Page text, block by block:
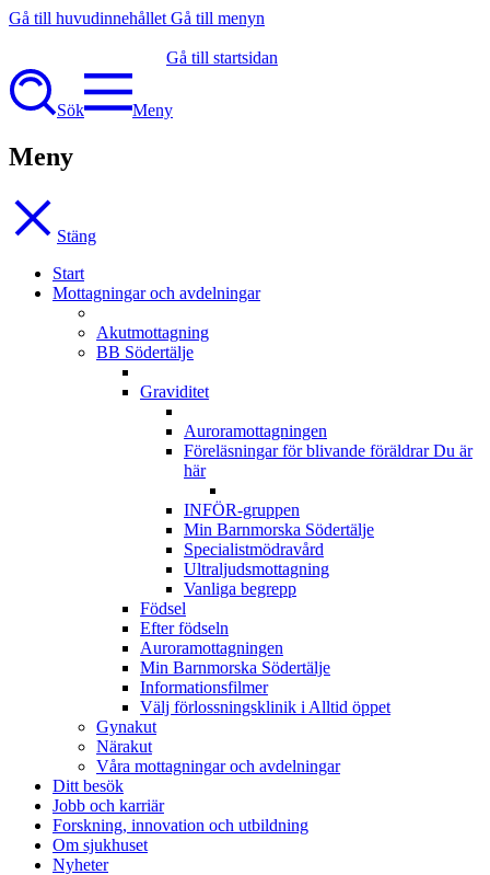
Gå till huvudinnehållet Gå till menyn
Gå till startsidan
Sök Meny
Meny
Stäng
Start
Mottagningar och avdelningar
Akutmottagning
BB Södertälje
Graviditet
Auroramottagningen
Föreläsningar för blivande föräldrar Du är
här
INFÖR-gruppen
Min Barnmorska Södertälje
Specialistmödravård
Ultraljudsmottagning
Vanliga begrepp
Födsel
Efter födseln
Auroramottagningen
Min Barnmorska Södertälje
Informationsfilmer
Välj förlossningsklinik i Alltid öppet
Gynakut
Närakut
Våra mottagningar och avdelningar
Ditt besök
Jobb och karriär
Forskning, innovation och utbildning
Om sjukhuset
Nyheter